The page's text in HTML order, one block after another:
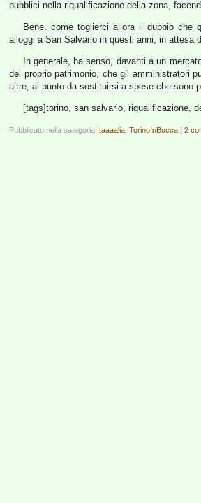
pubblici nella riqualificazione della zona,
Bene, come toglierci allora il dubbio che
alloggi a San Salvario in questi anni, in attesa
In generale, ha senso, davanti a un
del proprio patrimonio, che gli amministratori
altre, al punto da sostituirsi a spese che sono
[tags]torino, san salvario, riqualificazione,
Pubblicato nella categoria Itaaaalia TorinoInBocca | 2